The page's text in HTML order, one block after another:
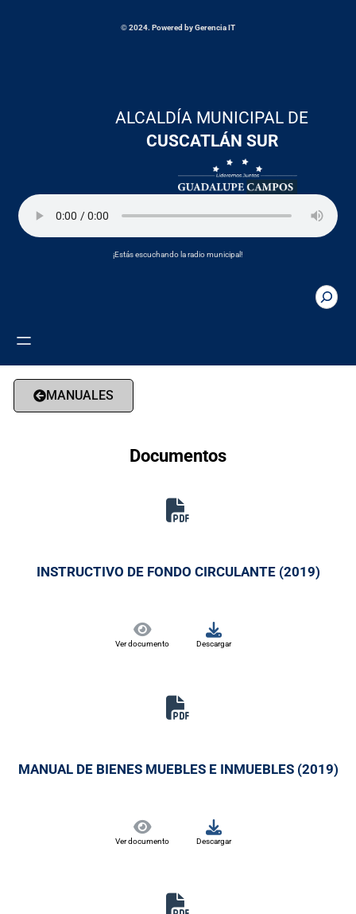
© 2024. Powered by Gerencia IT
ALCALDÍA MUNICIPAL DE
CUSCATLÁN SUR
¡Estás escuchando la radio municipal!
MANUALES
Documentos
INSTRUCTIVO DE FONDO CIRCULANTE (2019)
Ver documento Descargar
MANUAL DE BIENES MUEBLES E INMUEBLES (2019)
Ver documento Descargar